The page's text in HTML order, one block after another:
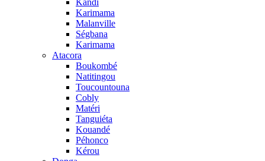
Karimama
Malanville
Ségbana
Karimama
Atacora
Boukombé
Natitingou
Toucountouna
Cobly
Matéri
Tanguiéta
Kouandé
Péhonco
Kérou